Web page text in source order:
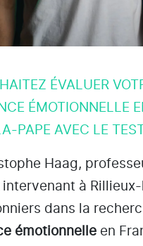
ÉVALUER
ÉMOTIONNELLE
PAPE AVEC LE
Haag,
intervenant à
dans la
émotionnelle en